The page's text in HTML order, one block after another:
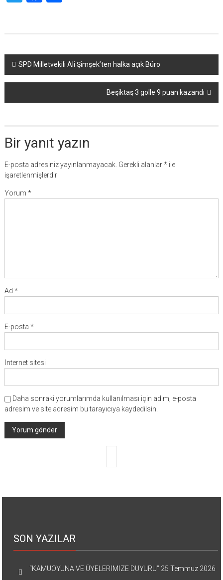
Yazı
dolaşımı
SPD Milletvekili Ali Şimşek’ten halka açık Büro
Beşiktaş 3 golle 9 puan kazandı
Bir yanıt yazın
E-posta adresiniz yayınlanmayacak. Gerekli alanlar*ile
işaretlenmişlerdir
Yorum *
Ad *
E-posta *
İnternet sitesi
Daha sonraki yorumlarımda kullanılması için adım, e-posta
adresim ve site adresim bu tarayıcıya kaydedilsin.
SON YAZILAR
“KAMUOYUNA VE ÜYELERİMİZE DUYURU” 25 Temmuz 2026